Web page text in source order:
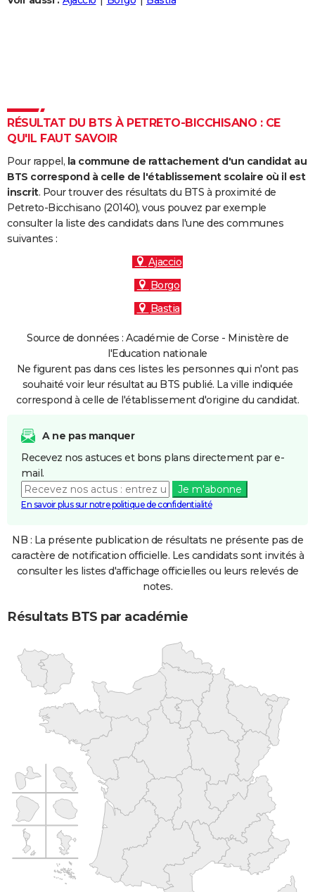
Carte de Noël
Carte Bonne année
Carte Saint-Valentin
Carte Pâques
Carte d'anniversaire
Dictionnaire
Biographies
Citations
Expressions
Proverbes
PROGRAMME TV
COPAINS D'AVANT
S'inscrire
Se connecter
Lycées
Collèges
Primaires
Universités
Entreprises
Service militaire
Avis de recherche
AVIS DE DÉCÈS
FORUM
RÉSULTAT DU BTS À PETRETO-BICCHISANO : CE
QU'IL FAUT SAVOIR
Pour rappel, la commune de rattachement d'un candidat au
BTS correspond à celle de l'établissement scolaire où il est
inscrit. Pour trouver des résultats du BTS à proximité de
Petreto-Bicchisano (20140), vous pouvez par exemple
consulter la liste des candidats dans l'une des communes
suivantes :
Ajaccio
Borgo
Bastia
Source de données : Académie de Corse - Ministère de
l'Education nationale
Ne figurent pas dans ces listes les personnes qui n'ont pas
souhaité voir leur résultat au BTS publié. La ville indiquée
correspond à celle de l'établissement d'origine du candidat.
A ne pas manquer
Recevez nos astuces et bons plans directement par e-
mail.
Je m'abonne
En savoir plus sur notre politique de confidentialité
NB : La présente publication de résultats ne présente pas de
caractère de notification officielle. Les candidats sont invités à
consulter les listes d'affichage officielles ou leurs relevés de
notes.
Résultats BTS par académie